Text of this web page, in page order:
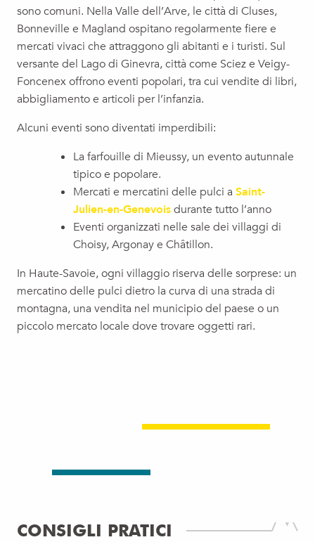
sono comuni. Nella Valle dell’Arve, le città di Cluses,
Bonneville e Magland ospitano regolarmente fiere e
mercati vivaci che attraggono gli abitanti e i turisti. Sul
versante del Lago di Ginevra, città come Sciez e Veigy-
Foncenex offrono eventi popolari, tra cui vendite di libri,
abbigliamento e articoli per l’infanzia.
Alcuni eventi sono diventati imperdibili:
La farfouille di Mieussy, un evento autunnale
tipico e popolare.
Mercati e mercatini delle pulci a Saint-
Julien-en-Genevoisdurante tutto l’anno
Eventi organizzati nelle sale dei villaggi di
Choisy, Argonay e Châtillon.
In Haute-Savoie, ogni villaggio riserva delle sorprese: un
mercatino delle pulci dietro la curva di una strada di
montagna, una vendita nel municipio del paese o un
piccolo mercato locale dove trovare oggetti rari.
CONSIGLI PRATICI